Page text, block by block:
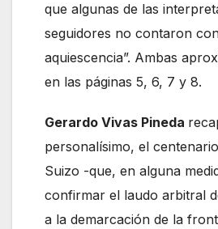
que algunas de las
seguidores no contaron
aquiescencia”. Ambas
en las páginas 5, 6, 7 y 8.
Gerardo Vivas Pineda
personalísimo, el
Suizo -que, en alguna
confirmar el laudo arbitral
a la demarcación de la